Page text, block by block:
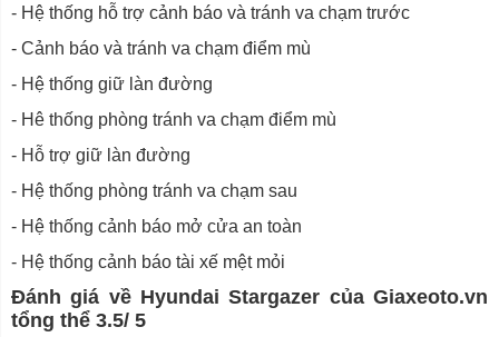
- Hệ thống hỗ trợ cảnh báo và tránh va chạm trước
- Cảnh báo và tránh va chạm điểm mù
- Hệ thống giữ làn đường
- Hê thống phòng tránh va chạm điểm mù
- Hỗ trợ giữ làn đường
- Hệ thống phòng tránh va chạm sau
- Hệ thống cảnh báo mở cửa an toàn
- Hệ thống cảnh báo tài xế mệt mỏi
Đánh giá về Hyundai Stargazer của Giaxeoto.vn
tổng thể 3.5/ 5